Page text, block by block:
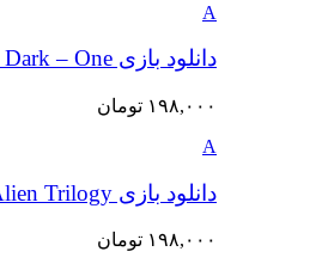
A
دانلود بازی Alone in the Dark – One…
۱۹۸,۰۰۰ تومان
A
دانلود بازی Alien Trilogy
۱۹۸,۰۰۰ تومان